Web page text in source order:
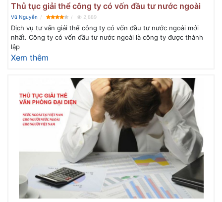
Thủ tục giải thể công ty có vốn đầu tư nước ngoài
Vũ Nguyễn 2,889
Dịch vụ tư vấn giải thể công ty có vốn đầu tư nước ngoài mới
nhất. Công ty có vốn đầu tư nước ngoài là công ty được thành
lập
Xem thêm